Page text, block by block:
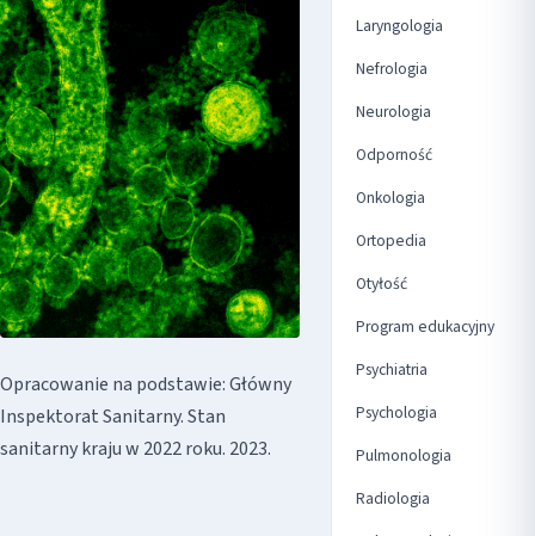
Opracowanie na podstawie: Główny
Inspektorat Sanitarny. Stan
sanitarny kraju w 2022 roku. 2023.
Laryngologia
Nefrologia
Neurologia
Odporność
Onkologia
Ortopedia
Otyłość
Program edukacyjny
Psychiatria
Psychologia
Pulmonologia
Radiologia